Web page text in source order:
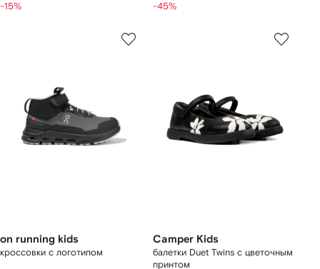
-15% -45%
on running kids
кроссовки с логотипом
Camper Kids
балетки Duet Twins с цветочным
принтом